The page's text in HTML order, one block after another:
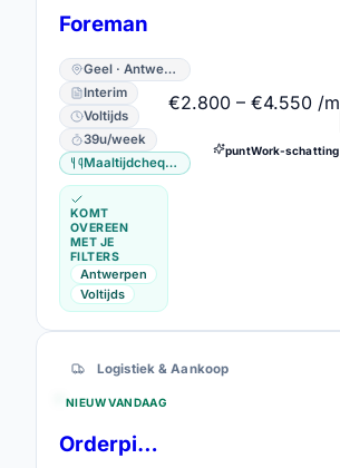
Foreman
Geel · Antwerpen
Interim
Voltijds
39u/week
Maaltijdcheques
KOMT
OVEREEN
MET JE
FILTERS
Antwerpen
Voltijds
€2.800 – €4.550 /m
puntWork-schatting
Logistiek & Aankoop
NIEUW VANDAAG
Orderpicker Kritische Skills - Snelle Opstart